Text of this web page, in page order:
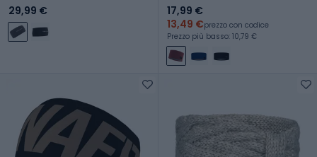
29,99 €
17,99 €
13,49 €prezzo con codice
Prezzo più basso: 10,79 €